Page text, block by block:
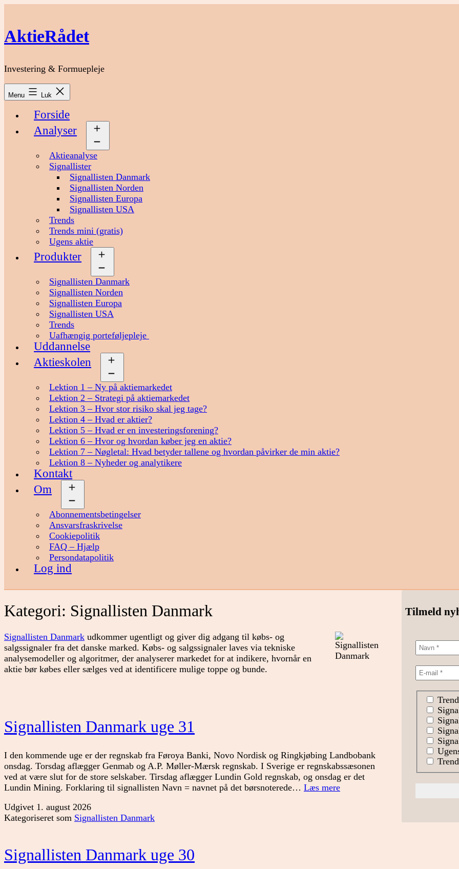
indhold
AktieRådet
Investering & Formuepleje
Menu Luk
Forside
Analyser
Aktieanalyse
Signallister
Signallisten Danmark
Signallisten Norden
Signallisten Europa
Signallisten USA
Trends
Trends mini (gratis)
Ugens aktie
Produkter
Signallisten Danmark
Signallisten Norden
Signallisten Europa
Signallisten USA
Trends
Uafhængig porteføljepleje
Uddannelse
Aktieskolen
Lektion 1 – Ny på aktiemarkedet
Lektion 2 – Strategi på aktiemarkedet
Lektion 3 – Hvor stor risiko skal jeg tage?
Lektion 4 – Hvad er aktier?
Lektion 5 – Hvad er en investeringsforening?
Lektion 6 – Hvor og hvordan køber jeg en aktie?
Lektion 7 – Nøgletal: Hvad betyder tallene og hvordan påvirker de min aktie?
Lektion 8 – Nyheder og analytikere
Kontakt
Om
Abonnementsbetingelser
Ansvarsfraskrivelse
Cookiepolitik
FAQ – Hjælp
Persondatapolitik
Log ind
Kategori: Signallisten Danmark
Signallisten Danmark udkommer ugentligt og giver dig adgang til købs- og
salgssignaler fra det danske marked. Købs- og salgssignaler laves via tekniske
analysemodeller og algoritmer, der analyserer markedet for at indikere, hvornår en
aktie bør købes eller sælges ved at identificere mulige toppe og bunde.
Signallisten Danmark uge 31
I den kommende uge er der regnskab fra Føroya Banki, Novo Nordisk og Ringkjøbing Landbobank
onsdag. Torsdag aflægger Genmab og A.P. Møller-Mærsk regnskab. I Sverige er regnskabssæsonen
ved at være slut for de store selskaber. Tirsdag aflægger Lundin Gold regnskab, og onsdag er det
Lundin Mining. Forklaring til signallisten Navn = navnet på det børsnoterede… Læs mereSignallisten
Udgivet 1. august 2026
Kategoriseret som Signallisten Danmark
Signallisten Danmark uge 30
Tilmeld